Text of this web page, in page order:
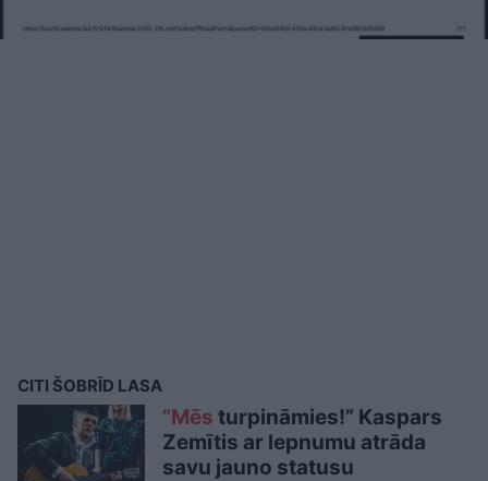
CITI ŠOBRĪD LASA
“Mēs turpināmies!” Kaspars
Zemītis ar lepnumu atrāda
savu jauno statusu